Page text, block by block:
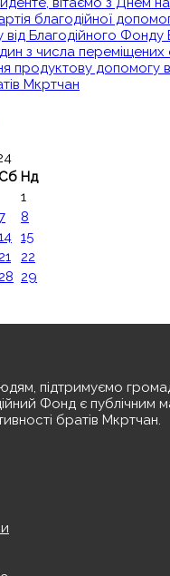
благодійної
Благодійного Фонду
з числа переміщених
продуктову допомогу
Мкртчан
Сб Нд
1
8
15
21
22
28 29
підтримуємо
Фонд є публічним
братів Мкртчан.